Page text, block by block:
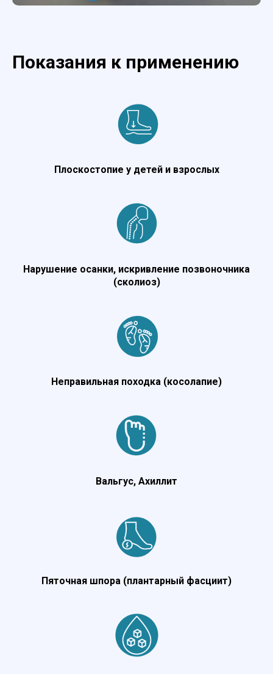
Показания к применению
Плоскостопие у детей и взрослых
Нарушение осанки, искривление позвоночника
(сколиоз)
Неправильная походка (косолапие)
Вальгус, Ахиллит
Пяточная шпора (плантарный фасциит)